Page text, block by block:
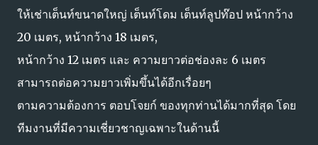
ให้เช่าเต็นท์ขนาดใหญ่ เต็นท์โดม เต็นท์ลูปท๊อป หน้ากว้าง
20 เมตร, หน้ากว้าง 18 เมตร,
หน้ากว้าง 12 เมตร และ ความยาวต่อช่องละ 6 เมตร
สามารถต่อความยาวเพิ่มขึ้นได้อีกเรื่อยๆ
ตามความต้องการ ตอบโจยก์ ของทุกท่านได้มากที่สุด โดย
ทีมงานที่มีความเชี่ยวชาญเฉพาะในด้านนี้